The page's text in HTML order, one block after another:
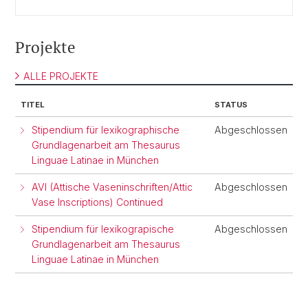
Projekte
ALLE PROJEKTE
TITEL STATUS
Stipendium für lexikographische
Grundlagenarbeit am Thesaurus
Linguae Latinae in München
Abgeschlossen
AVI (Attische Vaseninschriften/Attic
Vase Inscriptions) Continued
Abgeschlossen
Stipendium für lexikograpische
Grundlagenarbeit am Thesaurus
Linguae Latinae in München
Abgeschlossen